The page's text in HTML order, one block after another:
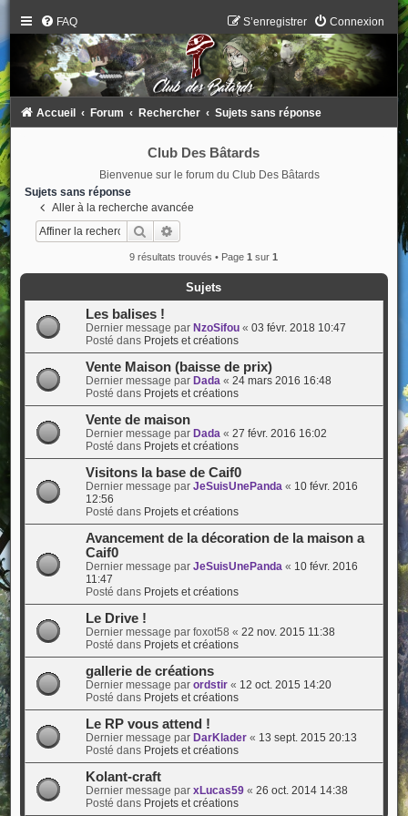
FAQ Connexion
S’enregistrer
Accueil Forum Rechercher Sujets sans réponse
Club Des Bâtards
Bienvenue sur le forum du Club Des Bâtards
Sujets sans réponse
Aller à la recherche avancée
Rechercher
9 résultats trouvés • Page1 sur1
Sujets
Les balises !
Dernier message par NzoSifou« 03 févr. 2018 10:47
Posté dans Projets et créations
Vente Maison (baisse de prix)
Dernier message par Dada « 24 mars 2016 16:48
Posté dans Projets et créations
Vente de maison
Dernier message par Dada « 27 févr. 2016 16:02
Posté dans Projets et créations
Visitons la base de Caif0
Dernier message par JeSuisUnePanda « 10 févr. 2016
12:56
Posté dans Projets et créations
Avancement de la décoration de la maison a
Caif0
Dernier message par JeSuisUnePanda « 10 févr. 2016
11:47
Posté dans Projets et créations
Le Drive !
Dernier message par foxot58 « 22 nov. 2015 11:38
Posté dans Projets et créations
gallerie de créations
Dernier message par ordstir« 12 oct. 2015 14:20
Posté dans Projets et créations
Le RP vous attend !
Dernier message par DarKlader« 13 sept. 2015 20:13
Posté dans Projets et créations
Kolant-craft
Dernier message par xLucas59« 26 oct. 2014 14:38
Posté dans Projets et créations